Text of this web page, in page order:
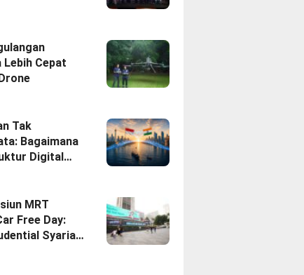
Lebih Cepat
Tak
Bagaimana
Digital
Indonesia–
MRT
Free Day:
Syariah
yang Nomor